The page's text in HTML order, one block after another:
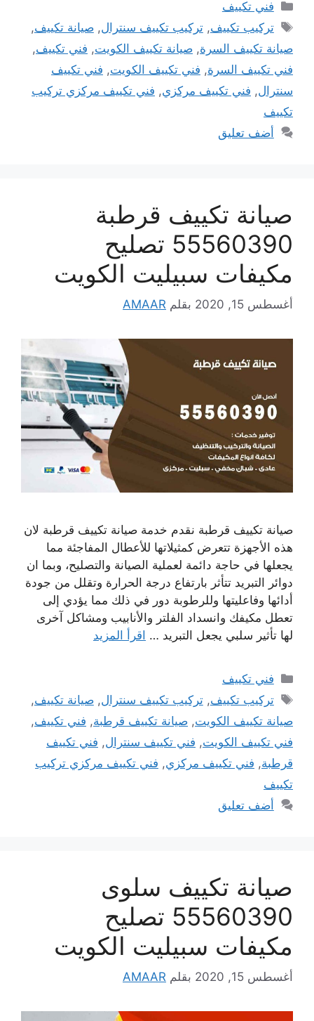
التصنيفات
فني تكييف
الوسوم
تركيب تكييف,تركيب تكييف سنترال,صيانة تكييف,
صيانة تكييف السرة, صيانة تكييف الكويت, فني تكييف,
فني تكييف السرة, فني تكييف الكويت, فني تكييف
سنترال, فني تكييف مركزي, فني تكييف مركزي تركيب
تكييف
أضف تعليق
صيانة تكييف قرطبة
55560390 تصليح
مكيفات سبيليت الكويت
أغسطس 15, 2020 بقلم AMAAR
صيانة تكييف قرطبة نقدم خدمة صيانة تكييف قرطبة لان
هذه الأجهزة تتعرض كمثيلاتها للأعطال المفاجئة مما
يجعلها في حاجة دائمة لعملية الصيانة والتصليح، وبما ان
دوائر التبريد تتأثر بارتفاع درجة الحرارة وتقلل من جودة
أدائها وفاعليتها وللرطوبة دور في ذلك مما يؤدي إلى
تعطل مكيفك وانسداد الفلتر والأنابيب ومشاكل آخرى
لها تأثير سلبي يجعل التبريد … اقرأ المزيد
التصنيفات
فني تكييف
الوسوم
تركيب تكييف,تركيب تكييف سنترال,صيانة تكييف,
صيانة تكييف الكويت, صيانة تكييف قرطبة, فني تكييف,
فني تكييف الكويت, فني تكييف سنترال, فني تكييف
قرطبة, فني تكييف مركزي, فني تكييف مركزي تركيب
تكييف
أضف تعليق
صيانة تكييف سلوى
55560390 تصليح
مكيفات سبيليت الكويت
أغسطس 15, 2020 بقلم AMAAR